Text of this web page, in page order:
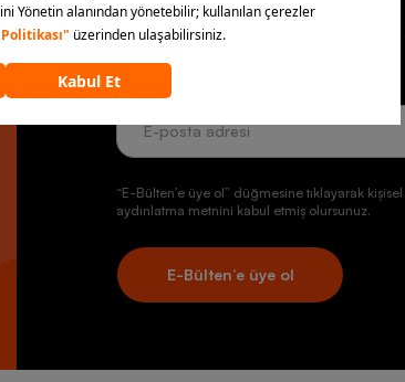
İndirim, kampanya ve
“E-Bülten’e üye ol” düğmesine tıklayarak
aydınlatma metnini kabul etmiş olursunuz.
E-Bülten’e üye ol